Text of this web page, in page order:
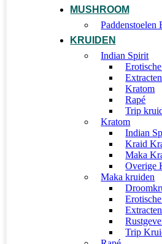
MUSHROOM
Paddenstoelen
KRUIDEN
Indian Spirit
Extracten
Kratom
Rapé
Trip
Kratom
Indian
Kraid
Maka
Overige
Maka kruiden
Extracten
Trip